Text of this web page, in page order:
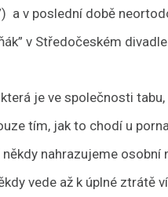
a v poslední době
v Středočeském
je ve společnosti
tím, jak to chodí u
nahrazujeme osobní
vede až k úplné ztrátě